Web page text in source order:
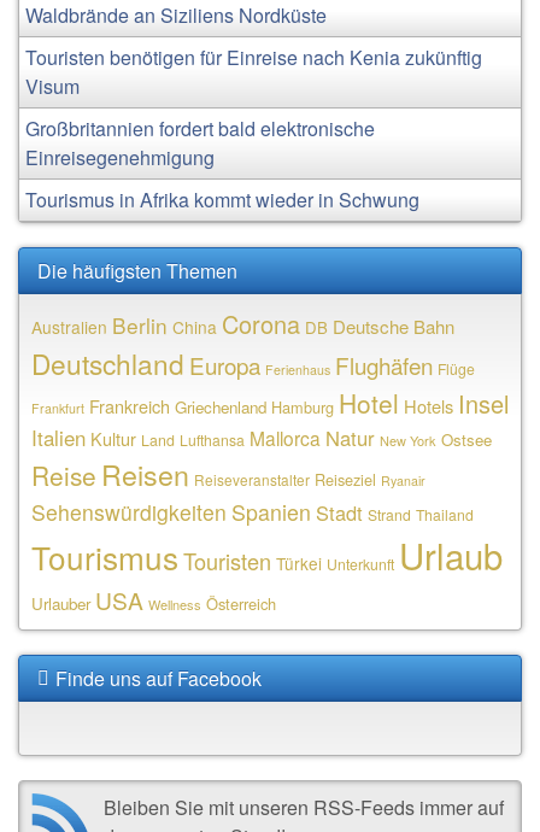
Waldbrände an Siziliens Nordküste
Touristen benötigen für Einreise nach Kenia zukünftig
Visum
Großbritannien fordert bald elektronische
Einreisegenehmigung
Tourismus in Afrika kommt wieder in Schwung
Die häufigsten Themen
Australien Berlin China Corona DB Deutsche Bahn
Deutschland Europa Ferienhaus Flughäfen Flüge
Frankfurt Frankreich Griechenland Hamburg Hotel Hotels Insel
Italien Kultur Land Lufthansa Mallorca Natur New York Ostsee
Reise Reisen Reiseveranstalter Reiseziel Ryanair
Sehenswürdigkeiten Spanien Stadt Strand Thailand
TourismusTouristen Türkei Unterkunft Urlaub
Urlauber USA Wellness Österreich
Finde uns auf Facebook
Bleiben Sie mit unseren RSS-Feeds immer auf